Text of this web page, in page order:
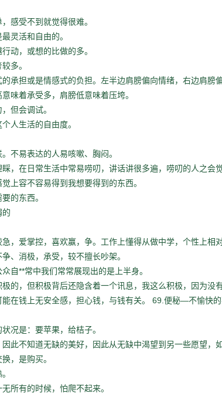
感受不到就觉得很难。
灵活和自由的。
动，或想的比做的多。
多。
承担或是情感式的负担。左半边肩膀偏向情绪，右边肩膀偏
味着承受多，肩膀低意味着压垮。
但会调试。
人生活的自由度。
不易表达的人易咳嗽、胸闷。
，在日常生活中常易唠叨，讲话讲很多遍，唠叨的人之会
上容不容易得到我想要得到的东西。
的东西。
的
，爱掌控，喜欢赢，争。工作上懂得从做中学，个性上相
、消极，承受，较不擅长吵架。
自 **常中我们常常展现出的是上半身。
的，但积极背后还隐含着一个讯息，我这么积极，因为没
在钱上无安全感，担心钱，与钱有关。 69. 便秘—不愉快的
况是：要苹果，给桔子。
此不知道无缺的美好，因此从无缺中渴望到另一些愿望，如
，是购买。
所有的时候，怕爬不起来。